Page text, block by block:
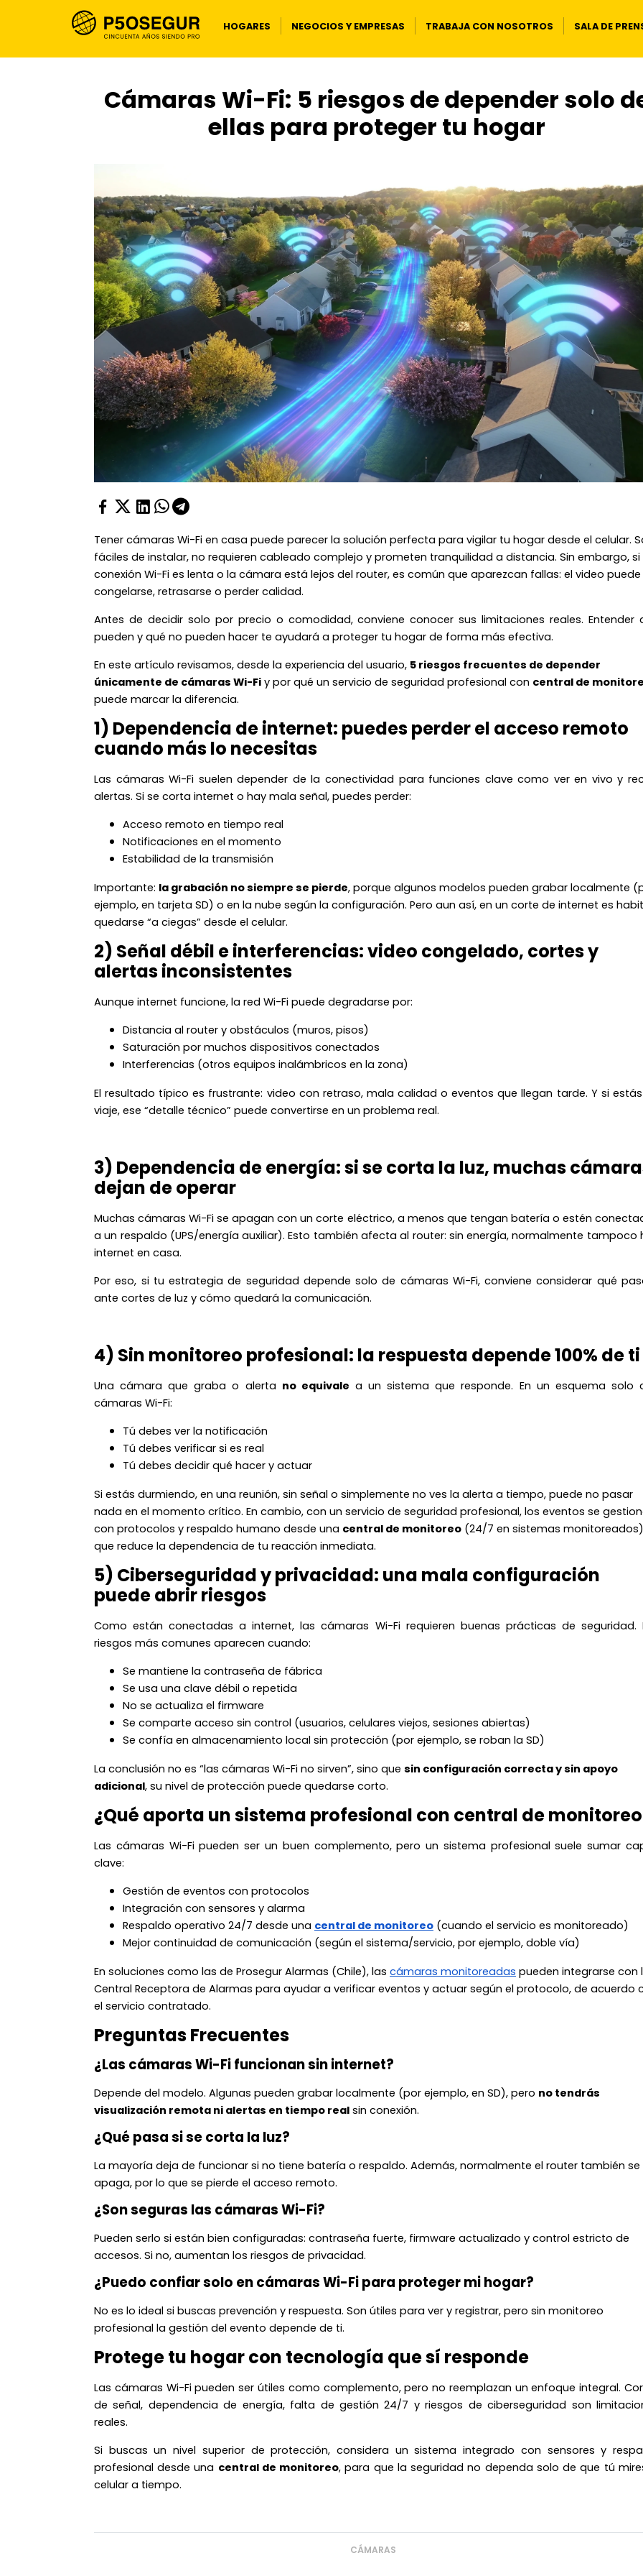
HOGARES NEGOCIOS Y EMPRESAS TRABAJA CON NOSOTROS SALA DE
Cámaras Wi-Fi: 5 riesgos de depender solo
ellas para proteger tu hogar
Tener cámaras Wi-Fi en casa puede parecer la solución perfecta para vigilar tu hogar desde el celular.
fáciles de instalar, no requieren cableado complejo y prometen tranquilidad a distancia. Sin embargo, si
conexión Wi-Fi es lenta o la cámara está lejos del router, es común que aparezcan fallas: el video puede
congelarse, retrasarse o perder calidad.
Antes de decidir solo por precio o comodidad, conviene conocer sus limitaciones reales. Entender
pueden y qué no pueden hacer te ayudará a proteger tu hogar de forma más efectiva.
En este artículo revisamos, desde la experiencia del usuario, 5 riesgos frecuentes de depender
únicamente de cámaras Wi-Fi y por qué un servicio de seguridad profesional con central de
puede marcar la diferencia.
1) Dependencia de internet: puedes perder el acceso remoto
cuando más lo necesitas
Las cámaras Wi-Fi suelen depender de la conectividad para funciones clave como ver en vivo y
alertas. Si se corta internet o hay mala señal, puedes perder:
Acceso remoto en tiempo real
Notificaciones en el momento
Estabilidad de la transmisión
Importante: la grabación no siempre se pierde, porque algunos modelos pueden grabar localmente
ejemplo, en tarjeta SD) o en la nube según la configuración. Pero aun así, en un corte de internet es
quedarse “a ciegas” desde el celular.
2) Señal débil e interferencias: video congelado, cortes y
alertas inconsistentes
Aunque internet funcione, la red Wi-Fi puede degradarse por:
Distancia al router y obstáculos (muros, pisos)
Saturación por muchos dispositivos conectados
Interferencias (otros equipos inalámbricos en la zona)
El resultado típico es frustrante: video con retraso, mala calidad o eventos que llegan tarde. Y si
viaje, ese “detalle técnico” puede convertirse en un problema real.
3) Dependencia de energía: si se corta la luz, muchas
dejan de operar
Muchas cámaras Wi-Fi se apagan con un corte eléctrico, a menos que tengan batería o estén
a un respaldo (UPS/energía auxiliar). Esto también afecta al router: sin energía, normalmente tampoco
internet en casa.
Por eso, si tu estrategia de seguridad depende solo de cámaras Wi-Fi, conviene considerar qué
ante cortes de luz y cómo quedará la comunicación.
4) Sin monitoreo profesional: la respuesta depende 100% de ti
Una cámara que graba o alerta no equivale a un sistema que responde. En un esquema solo
cámaras Wi-Fi:
Tú debes ver la notificación
Tú debes verificar si es real
Tú debes decidir qué hacer y actuar
Si estás durmiendo, en una reunión, sin señal o simplemente no ves la alerta a tiempo, puede no pasar
nada en el momento crítico. En cambio, con un servicio de seguridad profesional, los eventos se
con protocolos y respaldo humano desde una central de monitoreo (24/7 en sistemas
que reduce la dependencia de tu reacción inmediata.
5) Ciberseguridad y privacidad: una mala configuración
puede abrir riesgos
Como están conectadas a internet, las cámaras Wi-Fi requieren buenas prácticas de seguridad.
riesgos más comunes aparecen cuando:
Se mantiene la contraseña de fábrica
Se usa una clave débil o repetida
No se actualiza el firmware
Se comparte acceso sin control (usuarios, celulares viejos, sesiones abiertas)
Se confía en almacenamiento local sin protección (por ejemplo, se roban la SD)
La conclusión no es “las cámaras Wi-Fi no sirven”, sino que sin configuración correcta y sin apoyo
adicional, su nivel de protección puede quedarse corto.
¿Qué aporta un sistema profesional con central de
Las cámaras Wi-Fi pueden ser un buen complemento, pero un sistema profesional suele sumar
clave:
Gestión de eventos con protocolos
Integración con sensores y alarma
Respaldo operativo 24/7 desde una central de monitoreo (cuando el servicio es monitoreado)
Mejor continuidad de comunicación (según el sistema/servicio, por ejemplo, doble vía)
En soluciones como las de Prosegur Alarmas (Chile), las cámaras monitoreadas pueden integrarse con
Central Receptora de Alarmas para ayudar a verificar eventos y actuar según el protocolo, de acuerdo
el servicio contratado.
Preguntas Frecuentes
¿Las cámaras Wi-Fi funcionan sin internet?
Depende del modelo. Algunas pueden grabar localmente (por ejemplo, en SD), pero no tendrás
visualización remota ni alertas en tiempo real sin conexión.
¿Qué pasa si se corta la luz?
La mayoría deja de funcionar si no tiene batería o respaldo. Además, normalmente el router también se
apaga, por lo que se pierde el acceso remoto.
¿Son seguras las cámaras Wi-Fi?
Pueden serlo si están bien configuradas: contraseña fuerte, firmware actualizado y control estricto de
accesos. Si no, aumentan los riesgos de privacidad.
¿Puedo confiar solo en cámaras Wi-Fi para proteger mi hogar?
No es lo ideal si buscas prevención y respuesta. Son útiles para ver y registrar, pero sin monitoreo
profesional la gestión del evento depende de ti.
Protege tu hogar con tecnología que sí responde
Las cámaras Wi-Fi pueden ser útiles como complemento, pero no reemplazan un enfoque integral.
de señal, dependencia de energía, falta de gestión 24/7 y riesgos de ciberseguridad son
reales.
Si buscas un nivel superior de protección, considera un sistema integrado con sensores y
profesional desde una central de monitoreo, para que la seguridad no dependa solo de que tú
celular a tiempo.
CÁMARAS